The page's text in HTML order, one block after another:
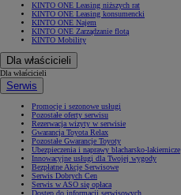
KINTO ONE Leasing niższych rat
KINTO ONE Leasing konsumencki
KINTO ONE Najem
KINTO ONE Zarządzanie flotą
KINTO Mobility
Dla właścicieli
Dla właścicieli
Serwis
Promocje i sezonowe usługi
Pozostałe oferty serwisu
Rezerwacja wizyty w serwisie
Gwarancja Toyota Relax
Pozostałe Gwarancje Toyoty
Ubezpieczenia i naprawy blacharsko-lakiernicze
Innowacyjne usługi dla Twojej wygody
Bezpłatne Akcje Serwisowe
Serwis Dobrych Cen
Serwis w ASO się opłaca
Dostęp do informacji serwisowych